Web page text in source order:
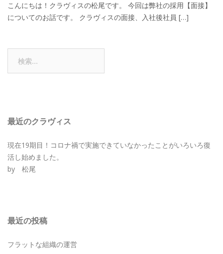
こんにちは！クラヴィスの松尾です。 今回は弊社の採用【面接】
についてのお話です。 クラヴィスの面接、入社後社員 […]
最近のクラヴィス
現在19期目！コロナ禍で実施できていなかったことがいろいろ復
活し始めました。
by 松尾
最近の投稿
フラットな組織の運営